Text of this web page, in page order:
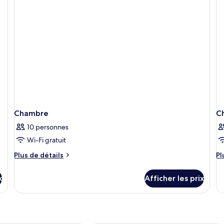
Chambre
10 personnes
Wi-Fi gratuit
Plus de détails
Plus
Chambre
Afficher les prix